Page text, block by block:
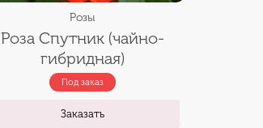
Розы
Роза Спутник (чайно-
гибридная)
Под заказ
Заказать